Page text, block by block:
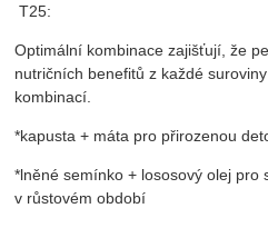
T25:
Optimální kombinace zajišťují, že
nutričních benefitů z každé
kombinací.
*kapusta + máta pro přirozenou
*lněné semínko + lososový olej pro
v růstovém období